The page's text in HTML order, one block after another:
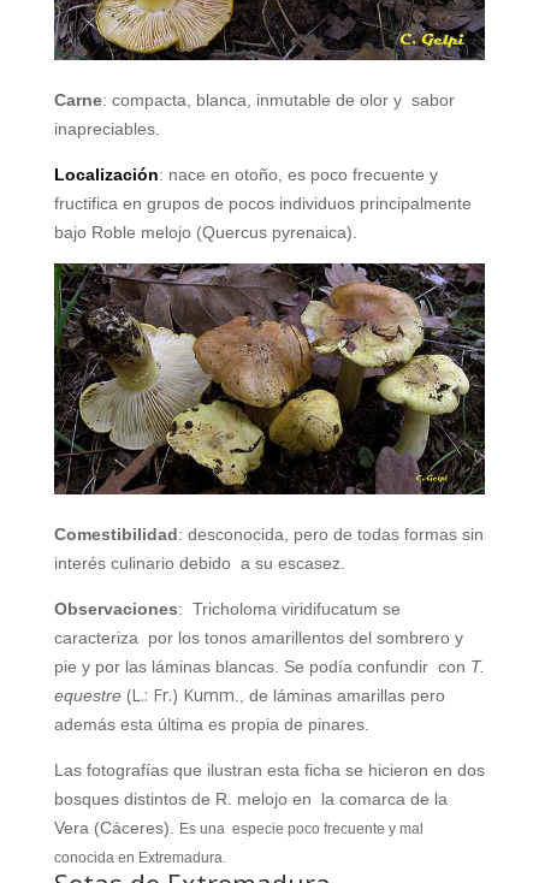
Carne: compacta, blanca, inmutable de olor y sabor
inapreciables.
Localización: nace en otoño, es poco frecuente y
fructifica en grupos de pocos individuos principalmente
bajo Roble melojo (Quercus pyrenaica).
Comestibilidad: desconocida, pero de todas formas sin
interés culinario debido a su escasez.
Observaciones: Tricholoma viridifucatum se
caracteriza por los tonos amarillentos del sombrero y
pie y por las láminas blancas. Se podía confundir con T.
equestre (L.: Fr.) Kumm., de láminas amarillas pero
además esta última es propia de pinares.
Las fotografías que ilustran esta ficha se hicieron en dos
bosques distintos de R. melojo en
la comarca de la
Vera (Cáceres). Es una especie poco frecuente y mal
conocida en Extremadura.